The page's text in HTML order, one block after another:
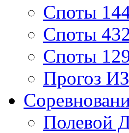
Споты
Споты
Споты
Прогоз
Полевой